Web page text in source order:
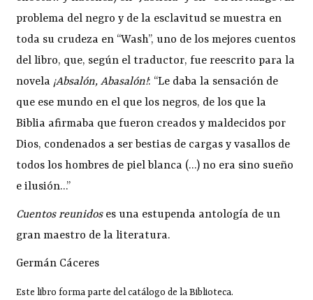
problema del negro y de la esclavitud se muestra en
toda su crudeza en “Wash”, uno de los mejores cuentos
del libro, que, según el traductor, fue reescrito para la
novela ¡Absalón, Abasalón!: “Le daba la sensación de
que ese mundo en el que los negros, de los que la
Biblia afirmaba que fueron creados y maldecidos por
Dios, condenados a ser bestias de cargas y vasallos de
todos los hombres de piel blanca (…) no era sino sueño
e ilusión…”
Cuentos reunidoses una estupenda antología de un
gran maestro de la literatura.
Germán Cáceres
Este libro forma parte del catálogo de la Biblioteca.